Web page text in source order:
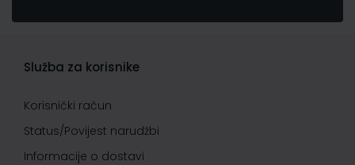
Služba za korisnike
Korisnički račun
Status/Povijest narudžbi
Informacije o dostavi